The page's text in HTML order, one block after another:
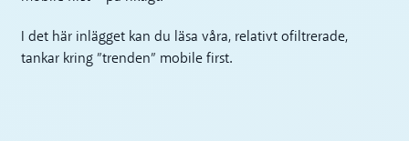
I det här inlägget kan du läsa våra, relativt ofiltrerade,
tankar kring ”trenden” mobile first.